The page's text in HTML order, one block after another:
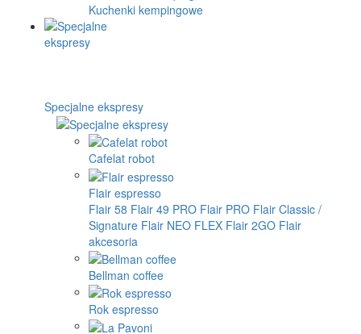
Kuchenki kempingowe
Specjalne ekspresy
Cafelat robot
Flair espresso
Flair 58 Flair 49 PRO Flair PRO Flair Classic /
Signature Flair NEO FLEX Flair 2GO Flair
akcesoria
Bellman coffee
Rok espresso